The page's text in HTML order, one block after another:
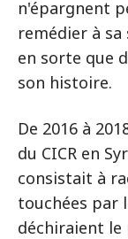
n'épargnent
remédier à
en sorte que
son histoire.
De 2016 à
du CICR en
consistait à
touchées par
déchiraient le